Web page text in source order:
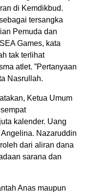
di Kemdikbud.
tersangka
Pemuda dan
Games, kata
tak terlihat
atlet. ”Pertanyaan
Nasrullah.
Ketua Umum
kalender. Uang
Nazaruddin
dari aliran dana
sarana dan
Anas maupun